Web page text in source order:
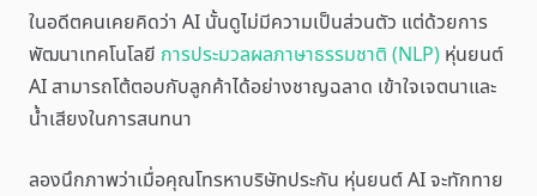
ในอดีตคนเคยคิดว่า AI นั้นดูไม่มีความเป็นส่วนตัว แต่ด้วยการ
พัฒนาเทคโนโลยี การประมวลผลภาษาธรรมชาติ (NLP) หุ่นยนต์
AI สามารถโต้ตอบกับลูกค้าได้อย่างชาญฉลาด เข้าใจเจตนาและ
น้ำเสียงในการสนทนา
ลองนึกภาพว่าเมื่อคุณโทรหาบริษัทประกัน หุ่นยนต์ AI จะทักทาย